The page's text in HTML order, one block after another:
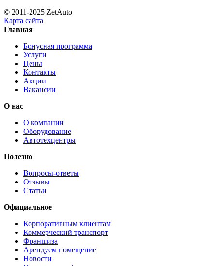
© 2011-2025 ZetAuto
Карта сайта
Главная
Бонусная программа
Услуги
Цены
Контакты
Акции
Вакансии
О нас
О компании
Оборудование
Автотехцентры
Полезно
Вопросы-ответы
Отзывы
Статьи
Официальное
Корпоративным клиентам
Коммерческий транспорт
Франшиза
Арендуем помещение
Новости